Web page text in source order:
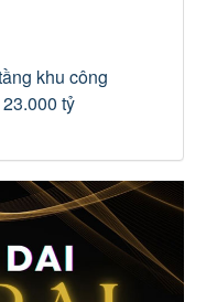
khu công
tỷ